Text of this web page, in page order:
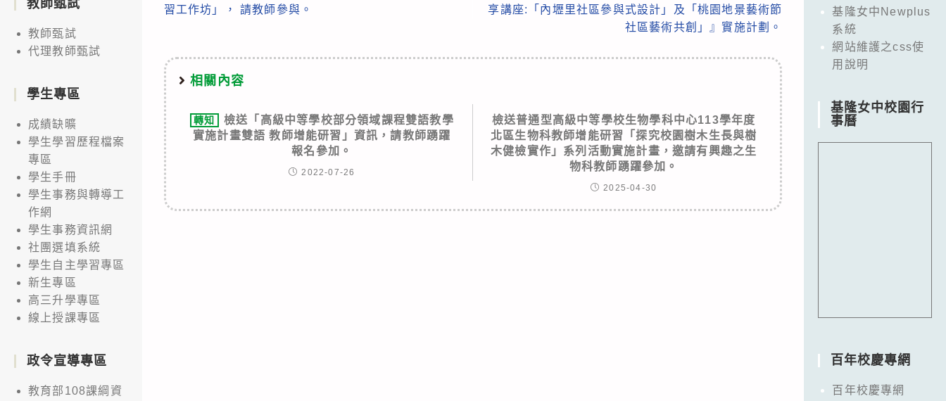
習工作坊」， 請教師參與。
享講座:「內壢里社區參與式設計」及「桃園地景藝術節
社區藝術共創」』實施計劃。
相關內容
轉知
檢送「高級中等學校部分領域課程雙語教學
實施計畫雙語 教師增能研習」資訊，請教師踴躍
報名參加。
2022-07-26
檢送普通型高級中等學校生物學科中心113學年度
北區生物科教師增能研習「探究校園樹木生長與樹
木健檢實作」系列活動實施計畫，邀請有興趣之生
物科教師踴躍參加。
2025-04-30
教師甄試
教師甄試
代理教師甄試
學生專區
成績缺曠
學生學習歷程檔案
專區
學生手冊
學生事務與轉導工
作網
學生事務資訊網
社團選填系統
學生自主學習專區
新生專區
高三升學專區
線上授課專區
政令宣導專區
教育部108課綱資
基隆女中Newplus
系統
網站維護之css使
用說明
基隆女中校園行
事曆
百年校慶專網
百年校慶專網